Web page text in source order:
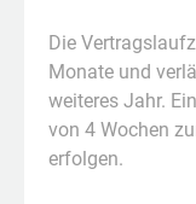
Einwilligung
Updates
Tägliche
Umsetzung
Monitoring
Die
Monate und
weiteres Jahr.
von 4 Wochen
erfolgen.